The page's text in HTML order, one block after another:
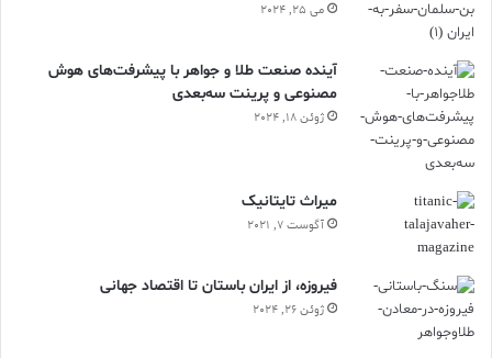
می 25, 2024
آینده صنعت طلا و جواهر با پیشرفت‌های هوش
مصنوعی و پرینت سه‌بعدی
ژوئن 18, 2024
ميراث تايتانيک
آگوست 7, 2021
فیروزه، از ایران باستان تا اقتصاد جهانی
ژوئن 26, 2024